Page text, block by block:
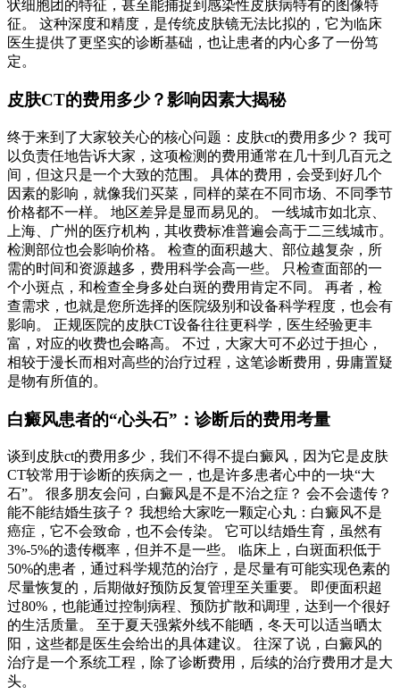
状细胞团的特征，甚至能捕捉到感染性皮肤病特有的图像特
征。 这种深度和精度，是传统皮肤镜无法比拟的，它为临床
医生提供了更坚实的诊断基础，也让患者的内心多了一份笃
定。
皮肤CT的费用多少？影响因素大揭秘
终于来到了大家较关心的核心问题：皮肤ct的费用多少？ 我可
以负责任地告诉大家，这项检测的费用通常在几十到几百元之
间，但这只是一个大致的范围。 具体的费用，会受到好几个
因素的影响，就像我们买菜，同样的菜在不同市场、不同季节
价格都不一样。 地区差异是显而易见的。 一线城市如北京、
上海、广州的医疗机构，其收费标准普遍会高于二三线城市。
检测部位也会影响价格。 检查的面积越大、部位越复杂，所
需的时间和资源越多，费用科学会高一些。 只检查面部的一
个小斑点，和检查全身多处白斑的费用肯定不同。 再者，检
查需求，也就是您所选择的医院级别和设备科学程度，也会有
影响。 正规医院的皮肤CT设备往往更科学，医生经验更丰
富，对应的收费也会略高。 不过，大家大可不必过于担心，
相较于漫长而相对高些的治疗过程，这笔诊断费用，毋庸置疑
是物有所值的。
白癜风患者的“心头石”：诊断后的费用考量
谈到皮肤ct的费用多少，我们不得不提白癜风，因为它是皮肤
CT较常用于诊断的疾病之一，也是许多患者心中的一块“大
石”。 很多朋友会问，白癜风是不是不治之症？ 会不会遗传？
能不能结婚生孩子？ 我想给大家吃一颗定心丸：白癜风不是
癌症，它不会致命，也不会传染。 它可以结婚生育，虽然有
3%-5%的遗传概率，但并不是一些。 临床上，白斑面积低于
50%的患者，通过科学规范的治疗，是尽量有可能实现色素的
尽量恢复的，后期做好预防反复管理至关重要。 即便面积超
过80%，也能通过控制病程、预防扩散和调理，达到一个很好
的生活质量。 至于夏天强紫外线不能晒，冬天可以适当晒太
阳，这些都是医生会给出的具体建议。 往深了说，白癜风的
治疗是一个系统工程，除了诊断费用，后续的治疗费用才是大
头。